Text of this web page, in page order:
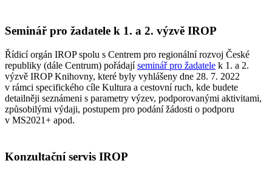
Seminář pro žadatele k 1. a 2. výzvě IROP
Řídicí orgán IROP spolu s Centrem pro regionální rozvoj České
republiky (dále Centrum) pořádajíseminář pro žadatele k 1. a 2.
výzvě IROP Knihovny, které byly vyhlášeny dne 28. 7. 2022
v rámci specifického cíle Kultura a cestovní ruch, kde budete
detailněji seznámeni s parametry výzev, podporovanými aktivitami,
způsobilými výdaji, postupem pro podání žádosti o podporu
v MS2021+ apod.
Konzultační servis IROP